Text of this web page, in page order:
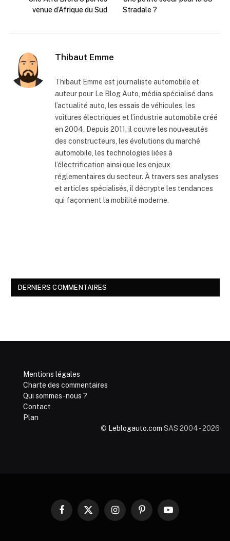
venue d’Afrique du Sud
Stradale ?
Thibaut Emme
Thibaut Emme est journaliste automobile et
auteur pour Le Blog Auto, média spécialisé dans
l’actualité auto, les essais de véhicules, les
voitures électriques et l’industrie automobile créé
en 2004. Depuis 2011, il couvre les nouveautés
des constructeurs, les évolutions du marché
automobile, les technologies liées à
l’électrification ainsi que les enjeux
réglementaires du secteur. À travers ses analyses
et articles spécialisés, il décrypte les tendances
qui façonnent la mobilité moderne.
DERNIERS COMMENTAIRES
Mentions légales
Charte des commentaires
Qui sommes-nous ?
Contact
Plan
© Leblogauto.com SAS 2004 - 2026
Facebook
X
InstagramPinterestYouTube